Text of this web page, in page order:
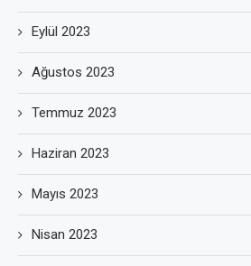
Eylül 2023
Ağustos 2023
Temmuz 2023
Haziran 2023
Mayıs 2023
Nisan 2023